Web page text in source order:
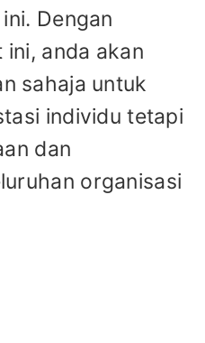
Dengan
ini, anda akan
sahaja untuk
individu tetapi
dan
organisasi